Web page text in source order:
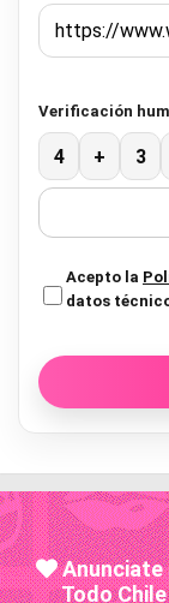
Verificación
4 + 3
Acepto la
datos
Anunciate
Todo Chile